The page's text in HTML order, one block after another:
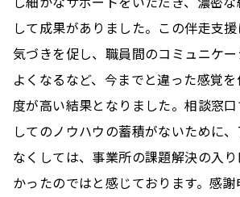
して成果がありました。この伴走支
気づきを促し、職員間のコミュニケ
よくなるなど、今までと違った感覚
度が高い結果となりました。相談窓
してのノウハウの蓄積がないために
なくしては、事業所の課題解決の入
かったのではと感じております。感